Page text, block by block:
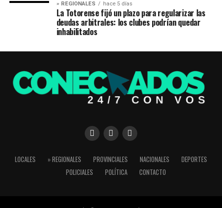
» REGIONALES hace 5 días
La Totorense fijó un plazo para regularizar las
deudas arbitrales: los clubes podrían quedar
inhabilitados
LOCALES » REGIONALES PROVINCIALES NACIONALES
DEPORTES
POLICIALES
POLÍTICA CONTACTO